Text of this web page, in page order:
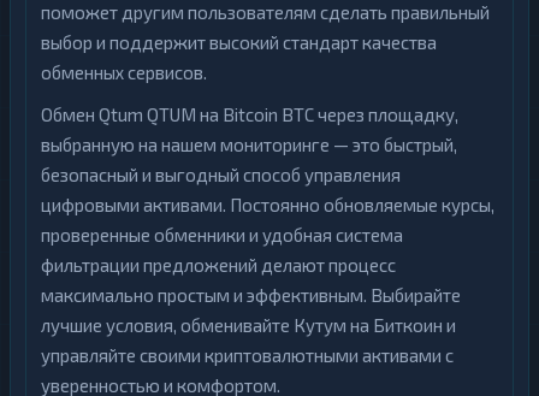
поможет другим пользователям сделать правильный
выбор и поддержит высокий стандарт качества
обменных сервисов.
Обмен Qtum QTUM на Bitcoin BTC через площадку,
выбранную на нашем мониторинге — это быстрый,
безопасный и выгодный способ управления
цифровыми активами. Постоянно обновляемые курсы,
проверенные обменники и удобная система
фильтрации предложений делают процесс
максимально простым и эффективным. Выбирайте
лучшие условия, обменивайте Кутум на Биткоин и
управляйте своими криптовалютными активами с
уверенностью и комфортом.